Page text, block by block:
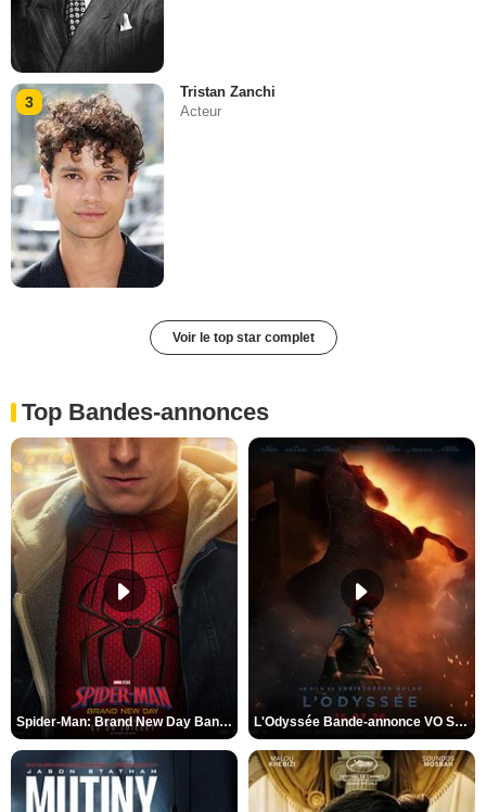
3
Tristan Zanchi
Acteur
Voir le top star complet
Top Bandes-annonces
Spider-Man: Brand New Day Bande-annonce VO STFR L'Odyssée Bande-annonce VO STFR